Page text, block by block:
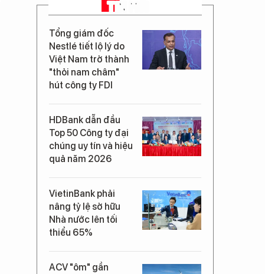
TIN MỚI
Tổng giám đốc
Nestlé tiết lộ lý do
Việt Nam trở thành
"thỏi nam châm"
hút công ty FDI
HDBank dẫn đầu
Top 50 Công ty đại
chúng uy tín và hiệu
quả năm 2026
VietinBank phải
nâng tỷ lệ sở hữu
Nhà nước lên tối
thiểu 65%
ACV "ôm" gần